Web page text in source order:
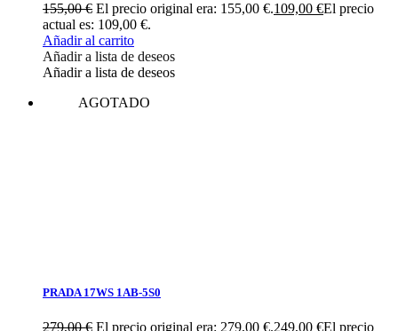
155,00€ El precio original era: 155,00 €.109,00 €El precio
actual es: 109,00 €.
Añadir al carrito
Añadir a lista de deseos
Añadir a lista de deseos
AGOTADO
PRADA 17WS 1AB-5S0
279,00€ El precio original era: 279,00 €.249,00 €El precio